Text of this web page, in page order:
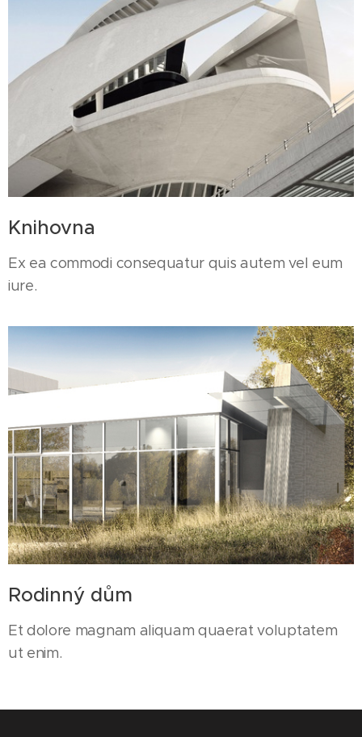
Knihovna
Ex ea commodi consequatur quis autem vel eum
iure.
Rodinný dům
Et dolore magnam aliquam quaerat voluptatem
ut enim.